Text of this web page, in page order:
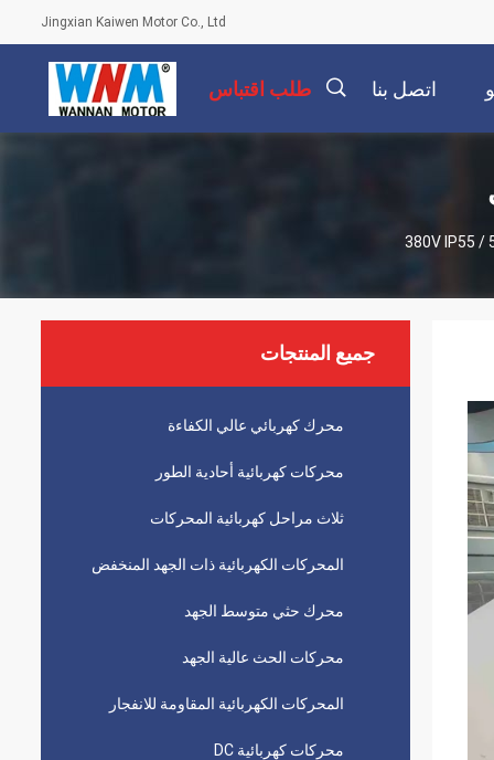
Jingxian Kaiwen Motor Co., Ltd
اتصل بنا طلب اقتباس
جميع المنتجات
محرك كهربائي عالي الكفاءة
محركات كهربائية أحادية الطور
ثلاث مراحل كهربائية المحركات
المحركات الكهربائية ذات الجهد المنخفض
محرك حثي متوسط ​​الجهد
محركات الحث عالية الجهد
المحركات الكهربائية المقاومة للانفجار
محركات كهربائية DC